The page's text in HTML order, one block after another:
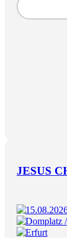
JESUS
Domplatz
Erfurt